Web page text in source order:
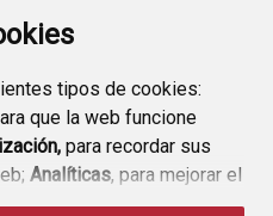
tipos de cookies:
que la web funcione
para recordar sus
Analíticas, para mejorar el
servicios.